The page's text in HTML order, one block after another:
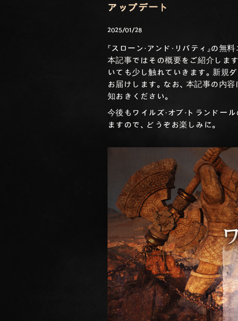
アップデート
2025/01/28
『スローン・アンド・リバティ』の
本記事ではその概要をご紹介します
いても少し触れていきます。新規
お届けします。なお、本記事の内
知おきください。
今後もワイルズ・オブ・トランド
ますので、どうぞお楽しみに。